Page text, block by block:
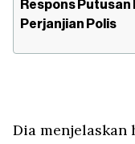
Respons Putusan
Perjanjian Polis
Dia